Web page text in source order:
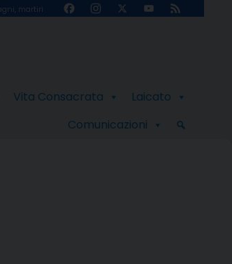
martiri FacebookInstagram
X
YouTube
Feed
Vita Consacrata
Laicato
Comunicazioni